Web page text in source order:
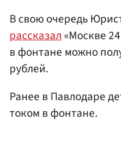
В свою очередь
рассказал«Москве
в фонтане можно
рублей.
Ранее в Павлодаре
током в фонтане.